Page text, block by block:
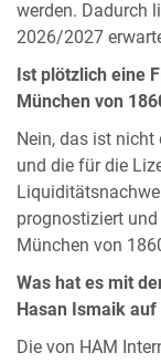
werden. Dadurch
2026/2027
Ist plötzlich eine
München von
Nein, das ist nicht
und die für die
prognostiziert
München von
Was hat es mit
Hasan Ismaik auf
Die von HAM